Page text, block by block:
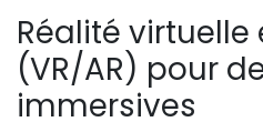
Réalité
(VR/AR) pour
immersives